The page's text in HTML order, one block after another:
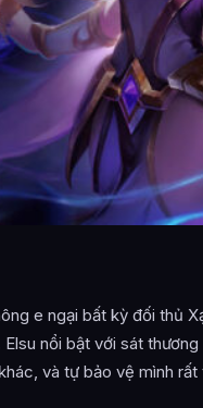
e ngại bất kỳ đối thủ
nổi bật với sát
và tự bảo vệ mình rất